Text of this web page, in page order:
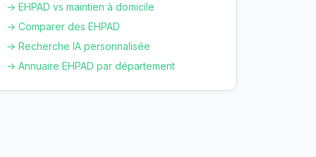
→ EHPAD vs maintien à domicile
→ Comparer des EHPAD
→ Recherche IA personnalisée
→ Annuaire EHPAD par département